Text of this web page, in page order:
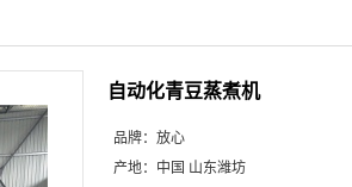
自动化青豆蒸煮机
品牌： 放心
产地： 中国 山东潍坊